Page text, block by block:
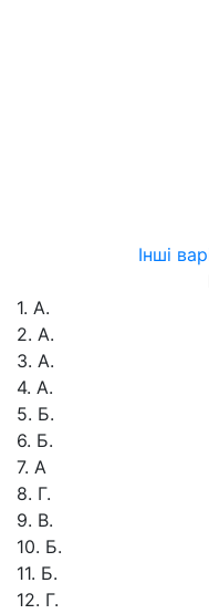
Інші
1. А.
2. А.
З. А.
4. А.
5. Б.
6. Б.
7. А
8. Г.
9. В.
10. Б.
11. Б.
12. Г.